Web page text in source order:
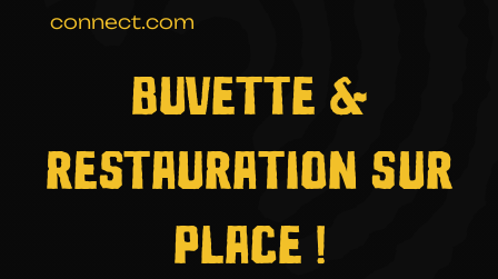
connect.com
BUVETTE &
RESTAURATION SUR
PLACE !